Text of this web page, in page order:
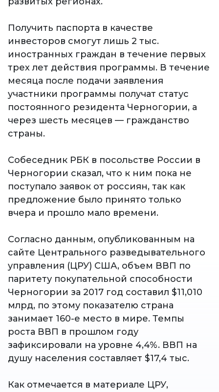
Получить паспорта в качестве
инвесторов смогут лишь 2 тыс.
иностранных граждан в течение первых
трех лет действия программы. В течение
месяца после подачи заявления
участники программы получат статус
постоянного резидента Черногории, а
через шесть месяцев — гражданство
страны.
Собеседник РБК в посольстве России в
Черногории сказал, что к ним пока не
поступало заявок от россиян, так как
предложение было принято только
вчера и прошло мало времени.
Согласно данным, опубликованным на
сайте Центрального разведывательного
управления (ЦРУ) США, объем ВВП по
паритету покупательной способности
Черногории за 2017 год составил $11,010
млрд, по этому показателю страна
занимает 160-е место в мире. Темпы
роста ВВП в прошлом году
зафиксировали на уровне 4,4%. ВВП на
душу населения составляет $17,4 тыс.
Как отмечается в материале ЦРУ,